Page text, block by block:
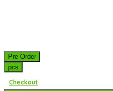
Pre Order
pcs
Checkout